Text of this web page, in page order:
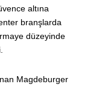
altına
branşlarda
düzeyinde
Magdeburger